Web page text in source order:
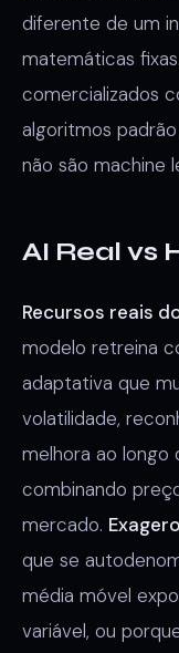
diferente de um
matemáticas
comercializados
algoritmos
não são machine
AI Real vs
Recursos reais
modelo retreina
adaptativa que
volatilidade,
melhora ao longo
combinando
mercado.
que se
média móvel
variável, ou